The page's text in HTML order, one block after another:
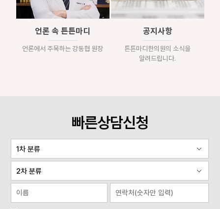
언론 속 튼튼마디
언론에서 주목하는 강동협 원장
공지사항
튼튼마디한의원의 소식을
알려드립니다.
빠른상담신청